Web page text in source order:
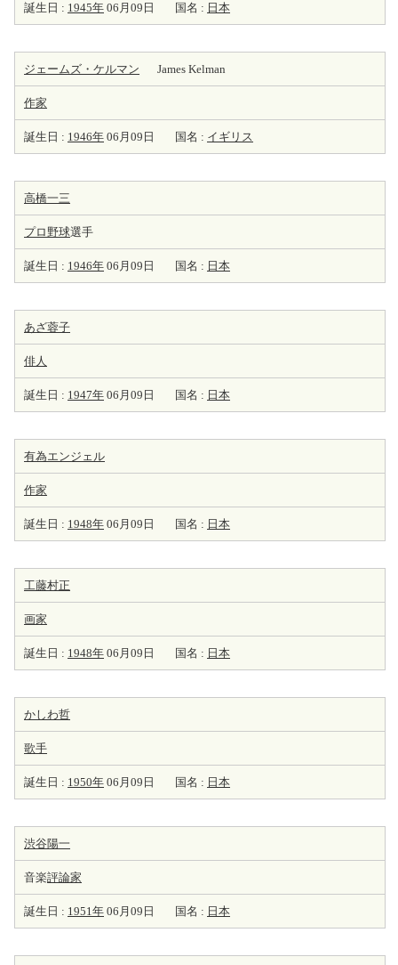
誕生日 : 1945年 06月09日 国名 : 日本
ジェームズ・ケルマン James Kelman
作家
誕生日 : 1946年 06月09日 国名 : イギリス
高橋一三
プロ野球選手
誕生日 : 1946年 06月09日 国名 : 日本
あざ蓉子
俳人
誕生日 : 1947年 06月09日 国名 : 日本
有為エンジェル
作家
誕生日 : 1948年 06月09日 国名 : 日本
工藤村正
画家
誕生日 : 1948年 06月09日 国名 : 日本
かしわ哲
歌手
誕生日 : 1950年 06月09日 国名 : 日本
渋谷陽一
音楽評論家
誕生日 : 1951年 06月09日 国名 : 日本